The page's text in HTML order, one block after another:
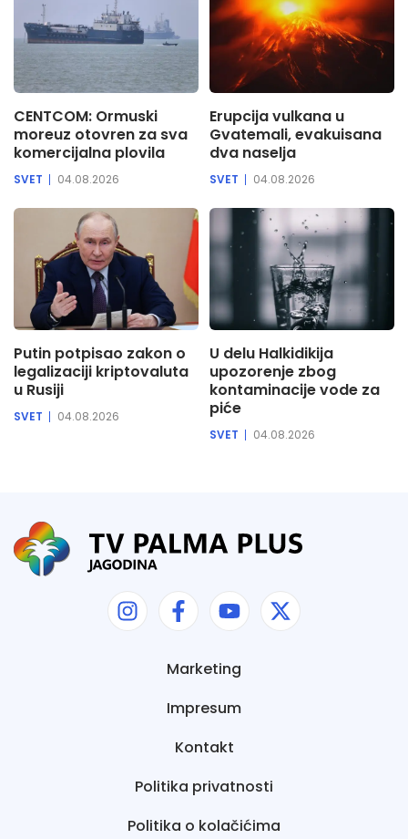
CENTCOM: Ormuski
moreuz otovren za sva
komercijalna plovila
SVET 04.08.2026
Erupcija vulkana u
Gvatemali, evakuisana
dva naselja
SVET 04.08.2026
Putin potpisao zakon o
legalizaciji kriptovaluta
u Rusiji
SVET 04.08.2026
U delu Halkidikija
upozorenje zbog
kontaminacije vode za
piće
SVET 04.08.2026
Marketing
Impresum
Kontakt
Politika privatnosti
Politika o kolačićima